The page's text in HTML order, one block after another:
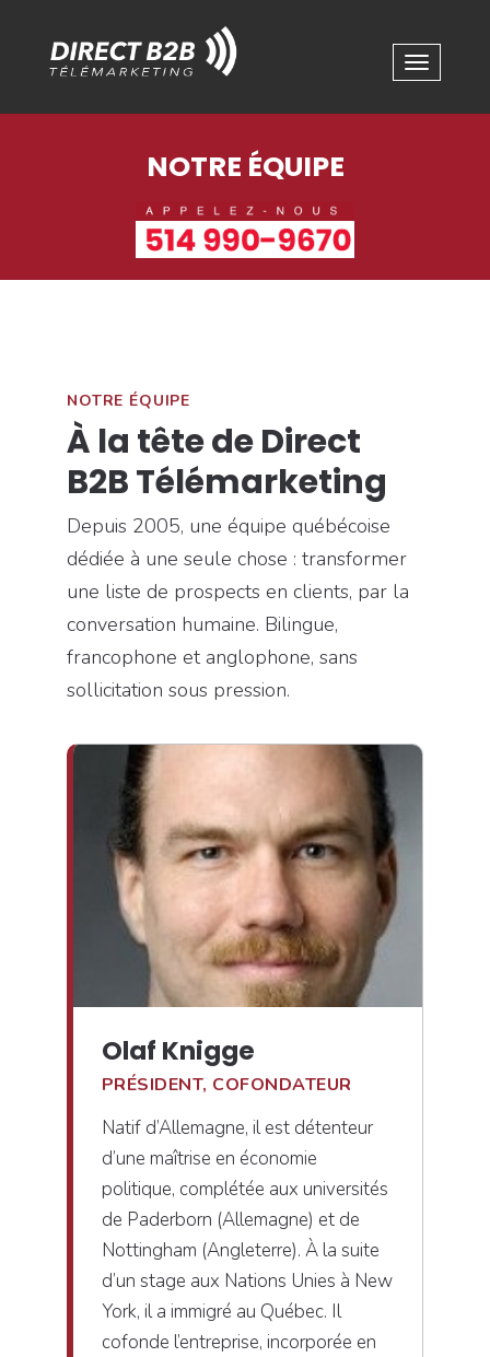
NOTRE ÉQUIPE
NOTRE ÉQUIPE
À la tête de Direct
B2B Télémarketing
Depuis 2005, une équipe québécoise
dédiée à une seule chose : transformer
une liste de prospects en clients, par la
conversation humaine. Bilingue,
francophone et anglophone, sans
sollicitation sous pression.
Olaf Knigge
PRÉSIDENT, COFONDATEUR
Natif d’Allemagne, il est détenteur
d’une maîtrise en économie
politique, complétée aux universités
de Paderborn (Allemagne) et de
Nottingham (Angleterre). À la suite
d’un stage aux Nations Unies à New
York, il a immigré au Québec. Il
cofonde l’entreprise, incorporée en